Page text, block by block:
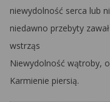
niewydolność serca lub
niedawno przebyty
wstrząs
Niewydolność wątroby,
Karmienie piersią.